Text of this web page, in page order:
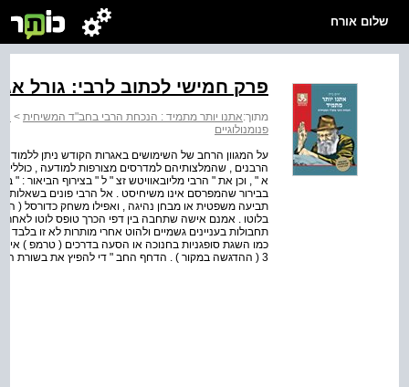
שלום אורח
פרק חמישי לכתוב לרבי: גורל
מתוך:אתנו יותר מתמיד : הנכחת הרבי בחב"ד המשיחית >
פנומנולוגיים
על המגוון הרחב של השימושים באגרות הקודש ניתן ללמוד
הרבנים , שהמלצותיהם למדרסים מצורפות למודעה ,
א " , וכן את " הרבי מליובאוויטש זצ " ל " בצירוף הביאור :
בבירור שהמפרסם אינו משיחיסט . אל הרבי פונים בשאלות
תביעה משפטית או מבחן נהיגה , ואפילו משחק כדורסל (
בלוטו . אמנם אישה שתחבה בין דפי הכרך טופס לוטו לאחר
תחבולות בעניינים גשמיים ולהוט אחרי מותרות לא זו בלבד
3 ( ההדגשה במקור ) . הדחף החב " די להפיץ את בשורת הגאולה בעולם כולו משתקף במגוון הרח...